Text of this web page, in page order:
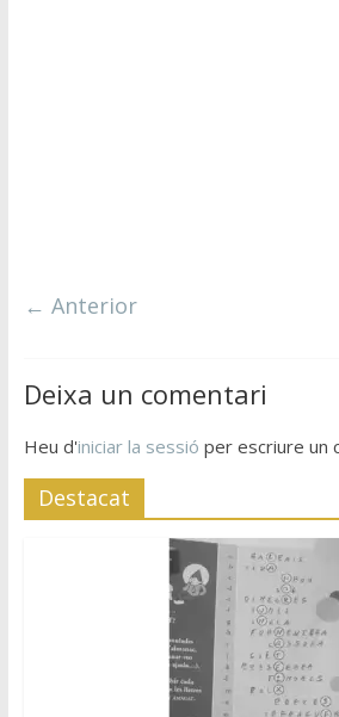
← Anterior
Deixa un comentari
Heu d'iniciar la sessió per escriure un
Destacat